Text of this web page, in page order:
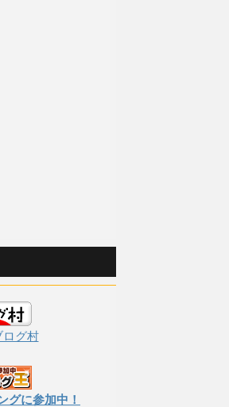
ログ村
グに参加中！